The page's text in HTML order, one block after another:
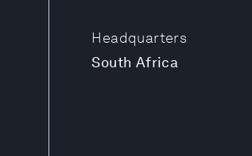
Headquarters
South Africa